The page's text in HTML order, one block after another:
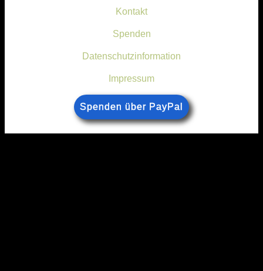
Kontakt
Spenden
Datenschutzinformation
Impressum
Spenden über PayPal